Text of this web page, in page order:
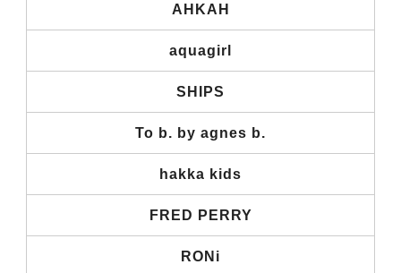
AHKAH
aquagirl
SHIPS
To b. by agnes b.
hakka kids
FRED PERRY
RONi